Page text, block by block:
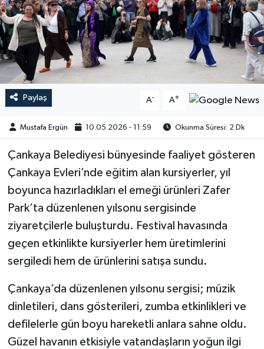
Paylaş A- A+
Mustafa Ergün 10.05.2026 - 11:59 Okunma Süresi: 2 Dk
​​​​​​Çankaya Belediyesi bünyesinde faaliyet gösteren
Çankaya Evleri’nde eğitim alan kursiyerler, yıl
boyunca hazırladıkları el emeği ürünleri Zafer
Park’ta düzenlenen yılsonu sergisinde
ziyaretçilerle buluşturdu. Festival havasında
geçen etkinlikte kursiyerler hem üretimlerini
sergiledi hem de ürünlerini satışa sundu.
Çankaya’da düzenlenen yılsonu sergisi; müzik
dinletileri, dans gösterileri, zumba etkinlikleri ve
defilelerle gün boyu hareketli anlara sahne oldu.
Güzel havanın etkisiyle vatandaşların yoğun ilgi